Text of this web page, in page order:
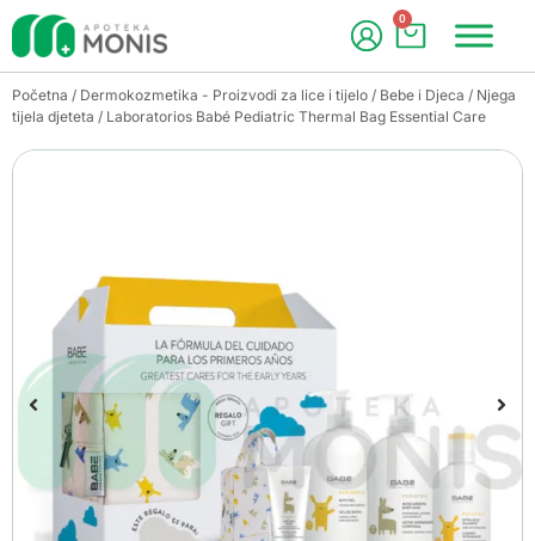
0
Početna / Dermokozmetika - Proizvodi za lice i tijelo / Bebe i Djeca / Njega
tijela djeteta / Laboratorios Babé Pediatric Thermal Bag Essential Care